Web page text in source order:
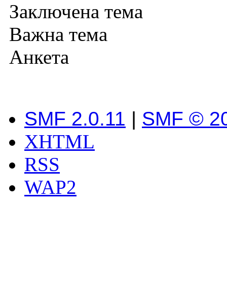
Заключена тема
Важна тема
Анкета
SMF 2.0.11 | SMF ©
XHTML
RSS
WAP2